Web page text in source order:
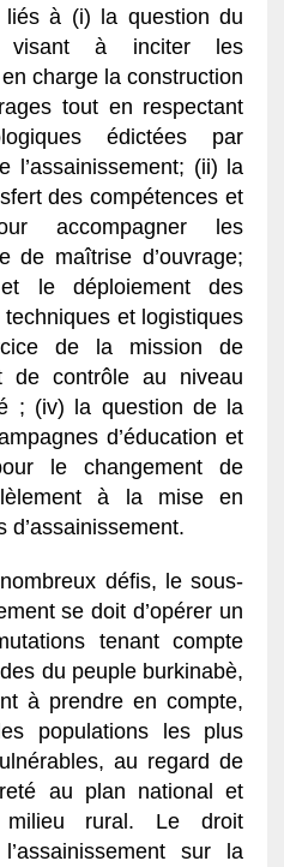
liés à (i) la question du
visant à inciter les
charge la construction
tout en respectant
édictées par
l’assainissement; (ii) la
des compétences et
accompagner les
de maîtrise d’ouvrage;
le déploiement des
et logistiques
de la mission de
de contrôle au niveau
; (iv) la question de la
d’éducation et
le changement de
à la mise en
d’assainissement.
défis, le sous-
se doit d’opérer un
tenant compte
du peuple burkinabè,
à prendre en compte,
populations les plus
au regard de
au plan national et
milieu rural. Le droit
sur la